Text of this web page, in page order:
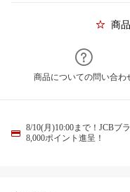
商
商品についての問い合わ
8/10(月)10:00まで！JCBブ
8,000ポイント進呈！